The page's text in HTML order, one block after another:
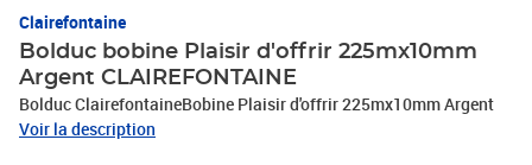
Clairefontaine
Bolduc bobine Plaisir d'offrir 225mx10mm
Argent CLAIREFONTAINE
Bolduc ClairefontaineBobine Plaisir d'offrir 225mx10mm Argent
Voir la description